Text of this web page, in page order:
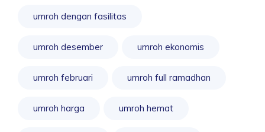
umroh dengan fasilitas
umroh desember umroh ekonomis
umroh februari umroh full ramadhan
umroh harga umroh hemat